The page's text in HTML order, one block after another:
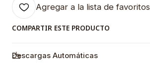
Agregar a la lista de favoritos
COMPARTIR ESTE PRODUCTO
Descargas Automáticas